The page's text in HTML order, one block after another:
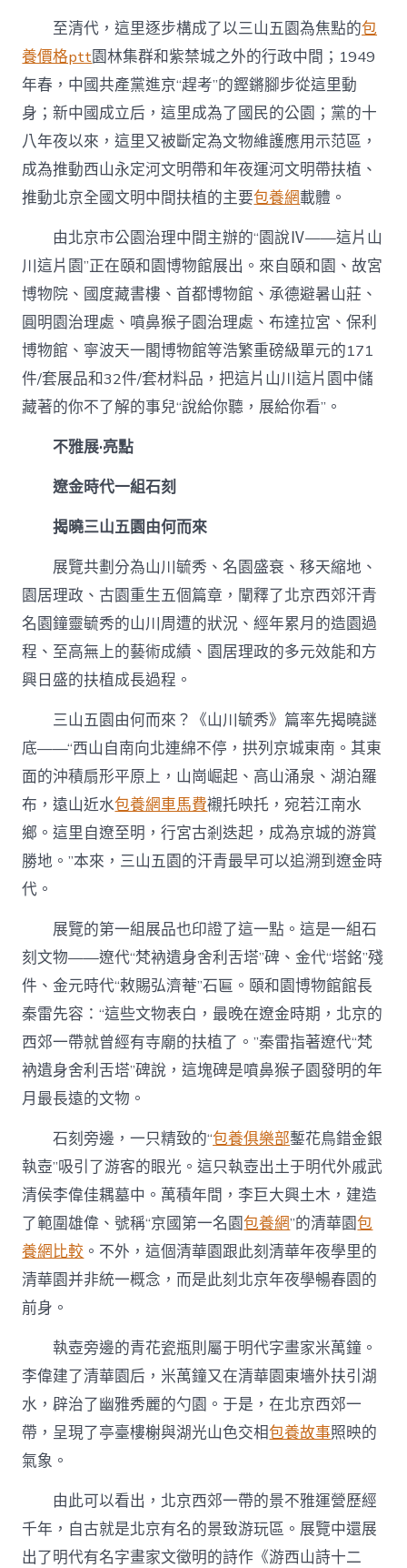
養
網
站
游
玩
區〉
中
至清代，這里逐步構成了以三山五園為焦點的包
養價格ptt園林集群和紫禁城之外的行政中間；1949
年春，中國共產黨進京“趕考”的鏗鏘腳步從這里動
身；新中國成立后，這里成為了國民的公園；黨的十
八年夜以來，這里又被斷定為文物維護應用示范區，
成為推動西山永定河文明帶和年夜運河文明帶扶植、
推動北京全國文明中間扶植的主要包養網載體。
由北京市公園治理中間主辦的“園說Ⅳ——這片山
川這片園”正在頤和園博物館展出。來自頤和園、故宮
博物院、國度藏書樓、首都博物館、承德避暑山莊、
圓明園治理處、噴鼻猴子園治理處、布達拉宮、保利
博物館、寧波天一閣博物館等浩繁重磅級單元的171
件/套展品和32件/套材料品，把這片山川這片園中儲
藏著的你不了解的事兒“說給你聽，展給你看”。
不雅展·亮點
遼金時代一組石刻
揭曉三山五園由何而來
展覽共劃分為山川毓秀、名園盛衰、移天縮地、
園居理政、古園重生五個篇章，闡釋了北京西郊汗青
名園鐘靈毓秀的山川周遭的狀況、經年累月的造園過
程、至高無上的藝術成績、園居理政的多元效能和方
興日盛的扶植成長過程。
三山五園由何而來？《山川毓秀》篇率先揭曉謎
底——“西山自南向北連綿不停，拱列京城東南。其東
面的沖積扇形平原上，山崗崛起、高山涌泉、湖泊羅
布，遠山近水包養網車馬費襯托映托，宛若江南水
鄉。這里自遼至明，行宮古剎迭起，成為京城的游賞
勝地。”本來，三山五園的汗青最早可以追溯到遼金時
代。
展覽的第一組展品也印證了這一點。這是一組石
刻文物——遼代“梵衲遺身舍利舌塔”碑、金代“塔銘”殘
件、金元時代“敕賜弘濟菴”石匾。頤和園博物館館長
秦雷先容：“這些文物表白，最晚在遼金時期，北京的
西郊一帶就曾經有寺廟的扶植了。”秦雷指著遼代“梵
衲遺身舍利舌塔”碑說，這塊碑是噴鼻猴子園發明的年
月最長遠的文物。
石刻旁邊，一只精致的“包養俱樂部鏨花鳥錯金銀
執壺”吸引了游客的眼光。這只執壺出土于明代外戚武
清侯李偉佳耦墓中。萬積年間，李巨大興土木，建造
了範圍雄偉、號稱“京國第一名園包養網”的清華園包
養網比較 。不外，這個清華園跟此刻清華年夜學里的
清華園并非統一概念，而是此刻北京年夜學暢春園的
前身。
執壺旁邊的青花瓷瓶則屬于明代字畫家米萬鐘。
李偉建了清華園后，米萬鐘又在清華園東墻外扶引湖
水，辟治了幽雅秀麗的勺園。于是，在北京西郊一
帶，呈現了亭臺樓榭與湖光山色交相包養故事照映的
氣象。
由此可以看出，北京西郊一帶的景不雅運營歷經
千年，自古就是北京有名的景致游玩區。展覽中還展
出了明代有名字畫家文徵明的詩作《游西山詩十二